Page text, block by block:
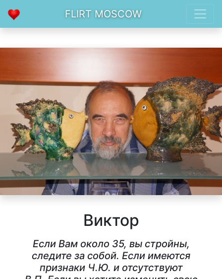
FLIRT MOSCOW
Виктор
Если Вам около 35, вы стройны,
следите за собой. Если имеются
признаки Ч.Ю. и отсутствуют